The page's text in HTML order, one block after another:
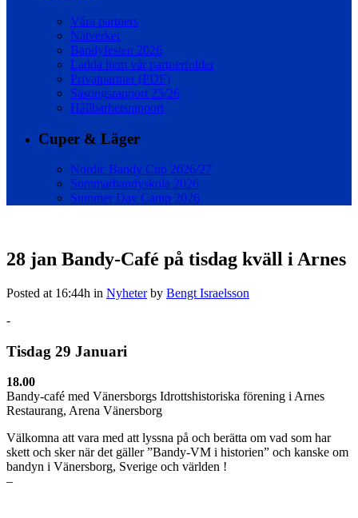
Våra partners
Nätverket
Bandyfesten 2026
Ladda hem vår partnerfolder
Privatpartner (PDF)
Säsongsrapport 25/26
Hållbarhetsrapport
Cuper & Läger
Nordic Bandy Cup 2026/27
Sommarbandyskola 2026
Summer Day Camp 2026
28 jan Bandy-Café på tisdag kväll i Arnes
Posted at 16:44h in Nyheter by Bengt Israelsson
-
Tisdag 29 Januari
18.00
Bandy-café med Vänersborgs Idrottshistoriska förening i Arnes
Restaurang, Arena Vänersborg
Välkomna att vara med att lyssna på och berätta om vad som har
skett och sker när det gäller ”Bandy-VM i historien” och kanske om
bandyn i Vänersborg, Sverige och världen !
–